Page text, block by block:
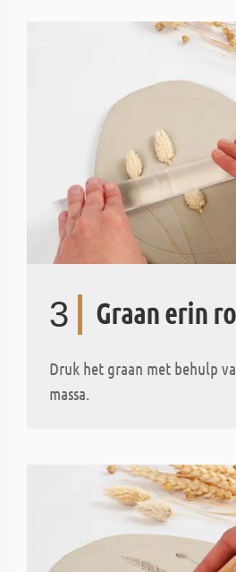
3 Graan erin
Druk het graan met behulp
massa.